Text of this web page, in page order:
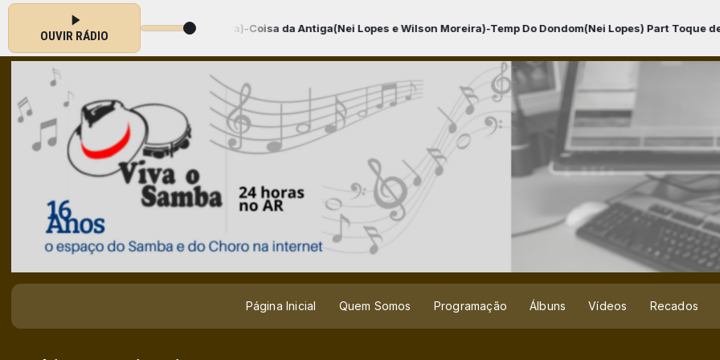
OUVIR RÁDIO
Moreira)-Coisa da Antiga(Nei Lopes e Wilson Moreira)-Temp Do Dondom(Nei Lopes) Part Toque de Prima - CD De Letra e Música
Página Inicial Quem Somos Programação Álbuns Vídeos Recados